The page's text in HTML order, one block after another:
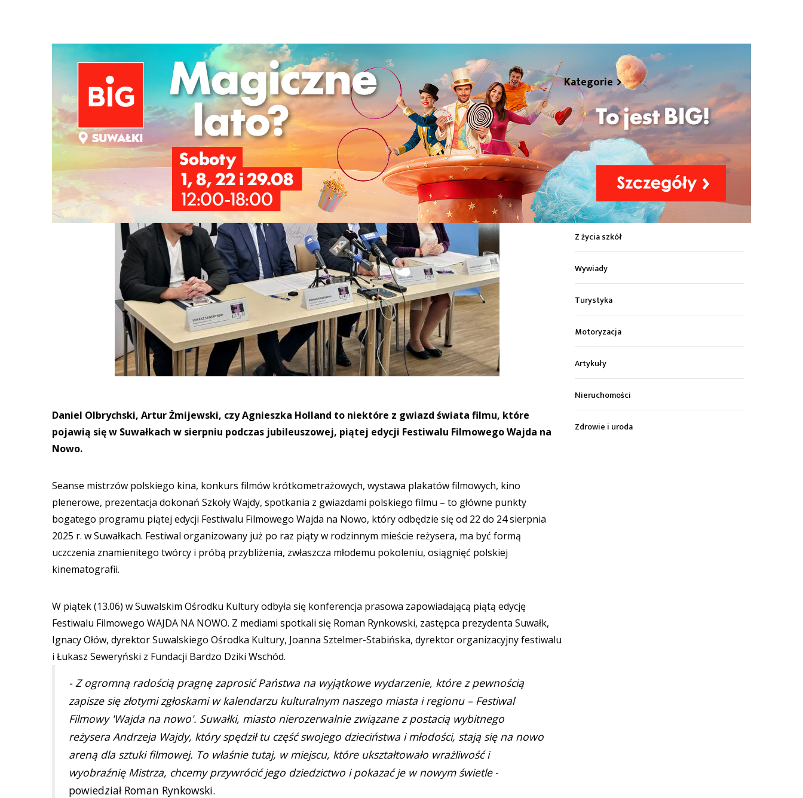
Ścieżka
nawigacyjna
Strona główna /Olbrychski i Holland w Suwałkach podczas Festiwalu Filmowego Wajda na Nowo
Facebook PinterestTumblr Reddit Share
KULTURA 13/06/2025/11 Komentarzy
Olbrychski i Holland w Suwałkach podczas Festiwalu Filmowego Wajda na Nowo
Daniel Olbrychski, Artur Żmijewski, czy Agnieszka Holland to niektóre z gwiazd świata filmu, które
pojawią się w Suwałkach w sierpniu podczas jubileuszowej, piątej edycji Festiwalu Filmowego Wajda na
Nowo.
Seanse mistrzów polskiego kina, konkurs filmów krótkometrażowych, wystawa plakatów filmowych, kino
plenerowe, prezentacja dokonań Szkoły Wajdy, spotkania z gwiazdami polskiego filmu – to główne punkty
bogatego programu piątej edycji Festiwalu Filmowego Wajda na Nowo, który odbędzie się od 22 do 24 sierpnia
2025 r. w Suwałkach. Festiwal organizowany już po raz piąty w rodzinnym mieście reżysera, ma być formą
uczczenia znamienitego twórcy i próbą przybliżenia, zwłaszcza młodemu pokoleniu, osiągnięć polskiej
kinematografii.
W piątek (13.06) w Suwalskim Ośrodku Kultury odbyła się konferencja prasowa zapowiadającą piątą edycję
Festiwalu Filmowego WAJDA NA NOWO. Z mediami spotkali się Roman Rynkowski, zastępca prezydenta Suwałk,
Ignacy Ołów, dyrektor Suwalskiego Ośrodka Kultury, Joanna Sztelmer-Stabińska, dyrektor organizacyjny festiwalu
i Łukasz Seweryński z Fundacji Bardzo Dziki Wschód.
- Z ogromną radością pragnę zaprosić Państwa na wyjątkowe wydarzenie, które z pewnością
zapisze się złotymi zgłoskami w kalendarzu kulturalnym naszego miasta i regionu – Festiwal
Filmowy 'Wajda na nowo'. Suwałki, miasto nierozerwalnie związane z postacią wybitnego
reżysera Andrzeja Wajdy, który spędził tu część swojego dzieciństwa i młodości, stają się na nowo
areną dla sztuki filmowej. To właśnie tutaj, w miejscu, które ukształtowało wrażliwość i
wyobraźnię Mistrza, chcemy przywrócić jego dziedzictwo i pokazać je w nowym świetle-
powiedział Roman Rynkowski.
Kategorie
Z życia miasta
Sport
Kultura
Wiadomości z regionu
Z życia szkół
Wywiady
Turystyka
Motoryzacja
Artykuły
Nieruchomości
Zdrowie i uroda